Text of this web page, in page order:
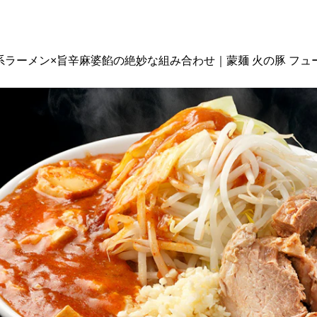
ラーメン×旨辛麻婆餡の絶妙な組み合わせ｜蒙麺 火の豚 フュ